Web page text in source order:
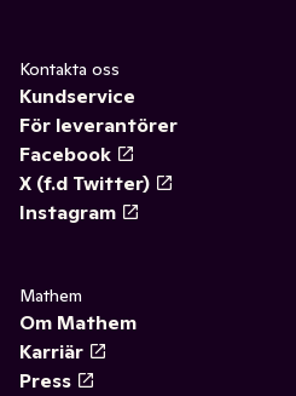
Kontakta oss
Kundservice
För leverantörer
Facebook
X (f.d Twitter)
Instagram
Mathem
Om Mathem
Karriär
Press